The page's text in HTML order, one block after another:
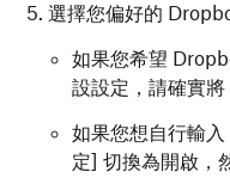
選擇您偏好的
如果您希望
設設定，請確實
如果您想自行輸
定] 切換為開啟，